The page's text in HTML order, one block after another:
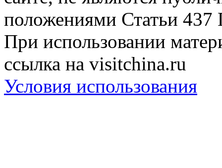
положениями Статьи 437
При использовании
ссылка на visitchina.ru
Условия использования